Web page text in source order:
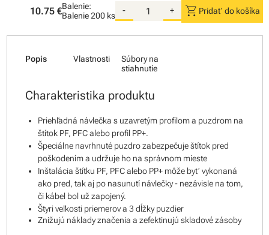
10.75 €Balenie:
Balenie200 ks
- + shopping_cart Pridať do košíka
Popis Vlastnosti
Súbory na
stiahnutie
Charakteristika produktu
Priehľadná návlečka s uzavretým profilom a puzdrom na
štítok PF, PFC alebo profil PP+.
Špeciálne navrhnuté puzdro zabezpečuje štítok pred
poškodením a udržuje ho na správnom mieste
Inštalácia štítku PF, PFC alebo PP+ môže byť vykonaná
ako pred, tak aj po nasunutí návlečky - nezávisle na tom,
či kábel bol už zapojený.
Štyri veľkosti priemerov a 3 dĺžky puzdier
Znižujú náklady značenia a zefektinujú skladové zásoby